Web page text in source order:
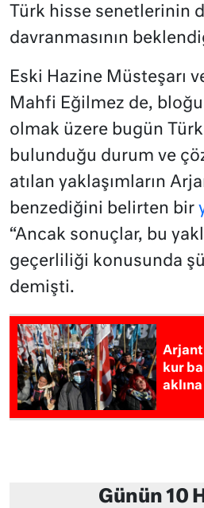
Türk hisse senetlerinin
davranmasının
Eski Hazine Müsteşarı
Mahfi Eğilmez de,
olmak üzere bugün
bulunduğu durum ve
atılan yaklaşımların
benzediğini belirten bir
“Ancak sonuçlar, bu
geçerliliği konusunda
demişti.
kur
Günün 10